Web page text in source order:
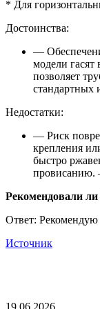
* Для
Достоинства:
—
модели
позволяет
стандартных
Недостатки:
— Риск
крепления
быстро
провисанию.
Рекомендовали
Ответ: Рекомендую
Источник
19.06.2026